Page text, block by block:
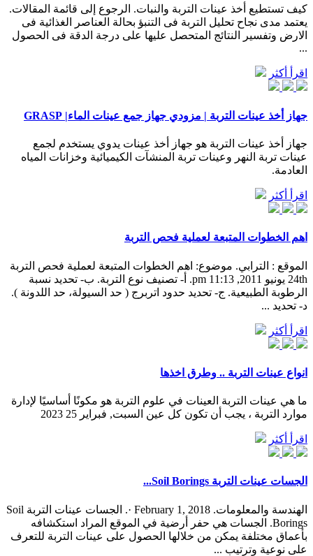
كيف تستطيع أخذ عينات التربة والنبات. الرجوع إلى قائمة المقالات.
يعتمد مدى نجاح تحليل التربة فى التنبؤ بحالة العناصر الغذائية فى
الارض وتفسير النتائج المتحصل عليها على درجة الدقة فى الحصول
...
اقرأ أكثر
جهاز أخذ عينات التربة | مزودي جهاز جمع عينات الماء| GRASP
جهاز أخذ عينات التربة هو جهاز أخذ عينات يدوي يستخدم لجمع
عينات تربة النهر وعينات تربة المنشآت الكيميائية وخزانات المياه
العادمة.
اقرأ أكثر
اهم الخطوات المتبعة لعملية فحص التربة
الموقع : الترابي. موضوع: اهم الخطوات المتبعة لعملية فحص التربة
24th يونيو 2011, 11:13 pm. أ- تصنيف نوع التربة. ب- تحديد نسبة
الرطوبة الطبيعية. ج- تحديد حدود اتربرج ( حد السيولة، حد اللدونة ).
د- تحديد ...
اقرأ أكثر
انواع عينات التربة .. وطرق اخذها
ما هي عينات التربة العينات في علوم التربة هو مكونًا أساسيًا لإدارة
موارد التربة ، يجب أن تكون كل عين السبت, فبراير 25 2023
اقرأ أكثر
‫الجسات عينات التربة Soil Borings...
الهندسة والمعلومات. February 1, 2018 ·. الجسات عينات التربة Soil
Borings. الجسات هي حفر أرضية في الموقع المراد استكشافه
بأعماق مختلفة يمكن من خلالها الحصول على عينات التربة للتعرف
على نوعية وترتيب ...